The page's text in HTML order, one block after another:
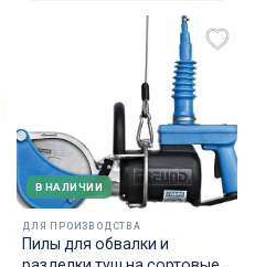
В НАЛИЧИИ
ДЛЯ ПРОИЗВОДСТВА
Пилы для обвалки и